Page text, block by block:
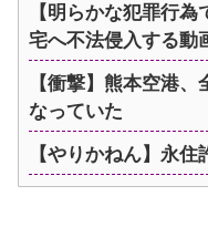
【明らかな犯罪行
宅へ不法侵入する動
【衝撃】熊本空港
なっていた
【やりかねん】永